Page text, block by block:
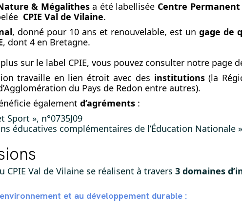
& Mégalithesa été labellisée Centre Permanent
CPIE Val de Vilaine.
, donné pour 10 ans et renouvelable, est un gage de
, dont 4 en Bretagne.
sur le label CPIE, vous pouvez consulter notre page
travaille en lien étroit avec des institutions (la
du Pays de Redon entre autres).
égalementd’agréments :
Sport », n°0735J09
éducatives complémentaires de l’Éducation Nationale
CPIE Val de Vilaine se réalisent à travers3 domaines
et au développement durable :